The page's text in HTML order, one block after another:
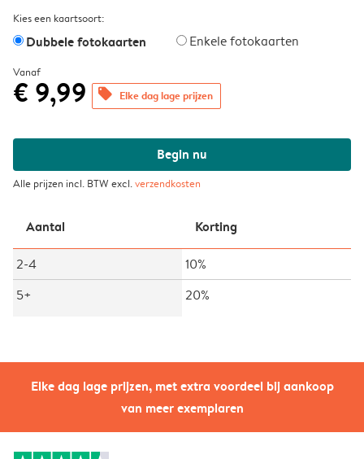
Elke dag lage prijzen, met extra voordeel bij aankoop
van meer exemplaren
Kies een kaartsoort:
Dubbele fotokaarten Enkele fotokaarten
Vanaf
€ 9,99 offers Elke dag lage prijzen
Begin nu
Alle prijzen incl. BTW excl.verzendkosten
Aantal Korting
2-4
10%
5+
20%